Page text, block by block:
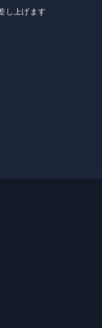
し上げます